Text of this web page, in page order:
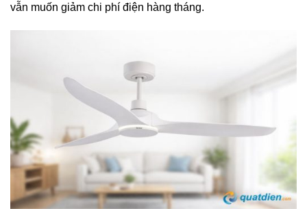
vẫn muốn giảm chi phí điện hàng tháng.